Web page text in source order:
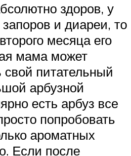
здоров, у
запоров и диареи, то
месяца его
мама может
свой питательный
арбузной
есть арбуз все
попробовать
ароматных
Если после